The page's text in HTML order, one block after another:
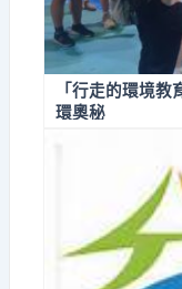
「行走的環境
環奧秘